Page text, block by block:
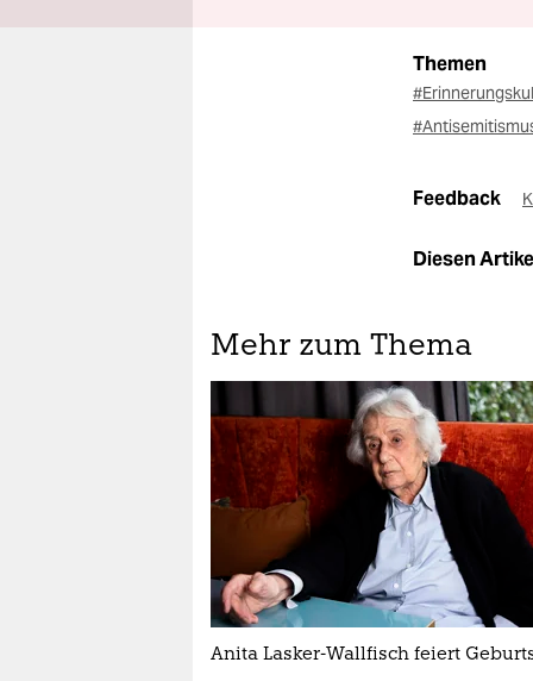
Themen
Feedback
Diesen
Mehr zum Thema
Anita Lasker-Wallfisch feiert